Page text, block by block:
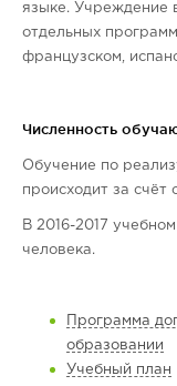
языке. Учреждение
отдельных
французском,
Численность
Обучение по
происходит за счёт
В 2016-2017
человека.
Программа
образовании
Учебный план